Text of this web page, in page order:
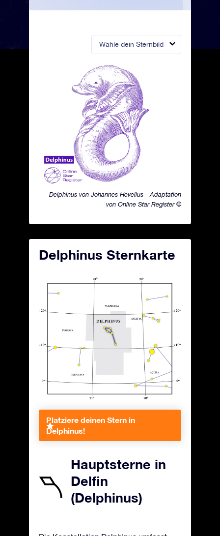
Wähle dein Sternbild
Delphinus von Johannes Hevelius - Adaptation
von Online Star Register ©
Delphinus Sternkarte
Platziere deinen Stern in
Delphinus!
Hauptsterne in
Delfin
(Delphinus)